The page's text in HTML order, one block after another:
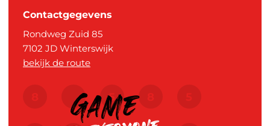
Contactgegevens
Rondweg Zuid 85
7102 JD Winterswijk
bekijk de route